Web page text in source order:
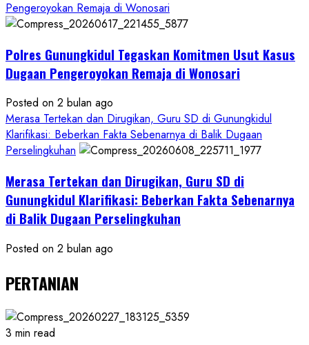
Pengeroyokan Remaja di Wonosari
Polres Gunungkidul Tegaskan Komitmen Usut Kasus
Dugaan Pengeroyokan Remaja di Wonosari
Posted on 2 bulan ago
Merasa Tertekan dan Dirugikan, Guru SD di Gunungkidul
Klarifikasi: Beberkan Fakta Sebenarnya di Balik Dugaan
Perselingkuhan
Merasa Tertekan dan Dirugikan, Guru SD di
Gunungkidul Klarifikasi: Beberkan Fakta Sebenarnya
di Balik Dugaan Perselingkuhan
Posted on 2 bulan ago
PERTANIAN
3 min read